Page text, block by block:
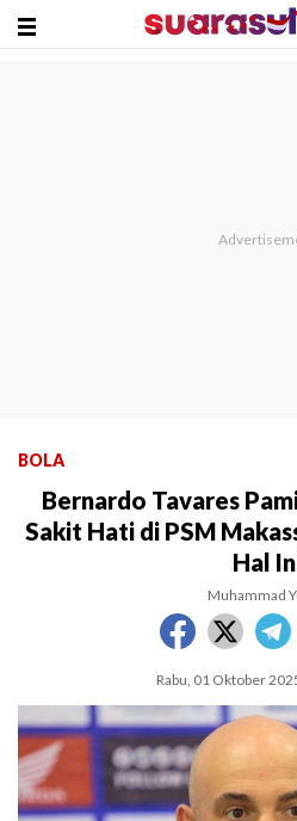
BOLA
Bernardo Tavares
Sakit Hati di PSM
Hal
Muhammad
Rabu, 01 Oktober